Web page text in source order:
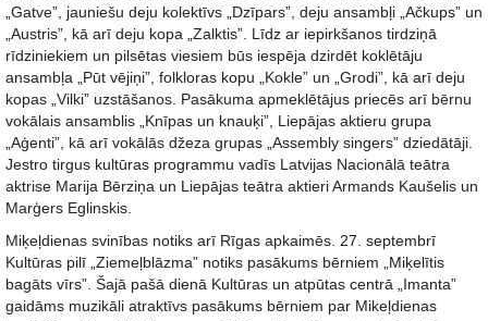
„Gatve”, jauniešu deju kolektīvs „Dzīpars”, deju ansambļi „Ačkups” un
„Austris”, kā arī deju kopa „Zalktis”. Līdz ar iepirkšanos tirdziņā
rīdziniekiem un pilsētas viesiem būs iespēja dzirdēt koklētāju
ansambļa „Pūt vējiņi”, folkloras kopu „Kokle” un „Grodi”, kā arī deju
kopas „Vilki” uzstāšanos. Pasākuma apmeklētājus priecēs arī bērnu
vokālais ansamblis „Knīpas un knauķi”, Liepājas aktieru grupa
„Aģenti”, kā arī vokālās džeza grupas „Assembly singers” dziedātāji.
Jestro tirgus kultūras programmu vadīs Latvijas Nacionālā teātra
aktrise Marija Bērziņa un Liepājas teātra aktieri Armands Kaušelis un
Marģers Eglinskis.
Miķeļdienas svinības notiks arī Rīgas apkaimēs. 27. septembrī
Kultūras pilī „Ziemeļblāzma” notiks pasākums bērniem „Miķelītis
bagāts vīrs”. Šajā pašā dienā Kultūras un atpūtas centrā „Imanta”
gaidāms muzikāli atraktīvs pasākums bērniem par Mikeļdienas